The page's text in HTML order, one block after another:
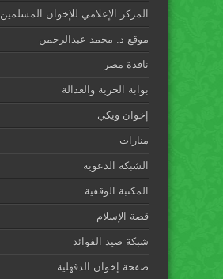
المركز الإعلامي للإخوان المسلمين
موقع د. محمد عبدالرحمن
نافذة مصر
بوابة الحرية والعدالة
إخوان ويكي
منارات
الشبكة الدعوية
المكتبة الوقفية
قصة الإسلام
شبكة صيد الفوائد
صفحة إخوان الدقهلية